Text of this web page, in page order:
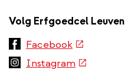
Volg Erfgoedcel Leuven
Facebook(externe
link)
Instagram (externe